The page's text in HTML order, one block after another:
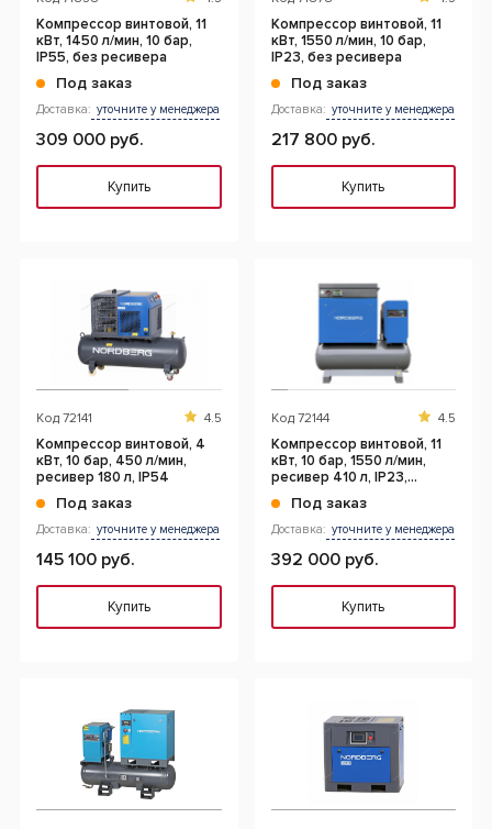
Компрессор винтовой, 11
кВт, 1450 л/мин, 10 бар,
IP55, без ресивера
Под заказ
Доставка: уточните у менеджера
309 000 руб.
Купить
Компрессор винтовой, 11
кВт, 1550 л/мин, 10 бар,
IP23, без ресивера
Под заказ
Доставка: уточните у менеджера
217 800 руб.
Купить
Код 72141 4.5
Компрессор винтовой, 4
кВт, 10 бар, 450 л/мин,
ресивер 180 л, IP54
Под заказ
Доставка: уточните у менеджера
145 100 руб.
Купить
Код 72144 4.5
Компрессор винтовой, 11
кВт, 10 бар, 1550 л/мин,
ресивер 410 л, IP23,
Под заказ
Доставка: уточните у менеджера
392 000 руб.
Купить